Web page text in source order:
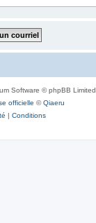
Software © phpBB Limited
officielle ©Qiaeru
| Conditions